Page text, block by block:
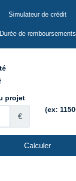
Simulateur de crédit
Durée de remboursements